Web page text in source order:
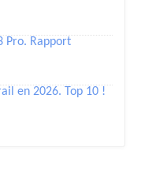
Pro. Rapport
en 2026. Top 10 !